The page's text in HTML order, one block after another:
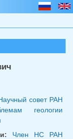
совет РАН
геологии
Член НС РАН